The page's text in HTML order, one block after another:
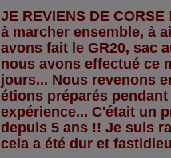
JE REVIENS DE
à marcher ensemble, à
avons fait le GR20, sac
nous avons effectué ce
jours... Nous revenons
étions préparés
expérience... C'était un
depuis 5 ans !! Je suis
cela a été dur et